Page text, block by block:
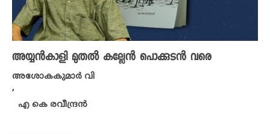
അയ്യൻകാളി മുതൽ കല്ലേൻ പൊക്കുടൻ വരെ
അശോകകുമാർ വി
,
എ കെ രവീന്ദ്രൻ